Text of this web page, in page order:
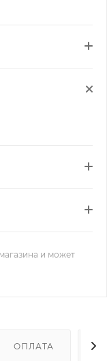
и может
ОПЛАТА